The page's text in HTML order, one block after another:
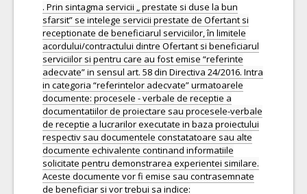
. Prin sintagma servicii „ prestate si duse la bun
sfarsit” se intelege servicii prestate de Ofertant si
receptionate de beneficiarul serviciilor, în limitele
acordului/contractului dintre Ofertant si beneficiarul
serviciilor si pentru care au fost emise “referinte
adecvate” in sensul art. 58 din Directiva 24/2016. Intra
in categoria “referintelor adecvate” urmatoarele
documente: procesele - verbale de receptie a
documentatiilor de proiectare sau procesele-verbale
de receptie a lucrarilor executate in baza proiectului
respectiv sau documentele constatatoare sau alte
documente echivalente continand informatiile
solicitate pentru demonstrarea experientei similare.
Aceste documente vor fi emise sau contrasemnate
de beneficiar si vor trebui sa indice: